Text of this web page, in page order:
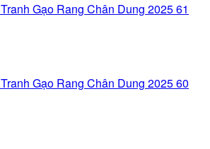
Tranh Gạo Rang Chân Dung 2025 61
Tranh Gạo Rang Chân Dung 2025 60